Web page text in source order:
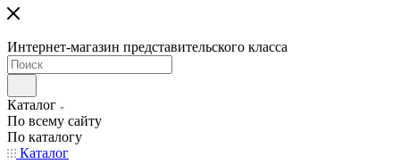
Интернет-магазин представительского класса
Каталог
По всему сайту
По каталогу
Каталог